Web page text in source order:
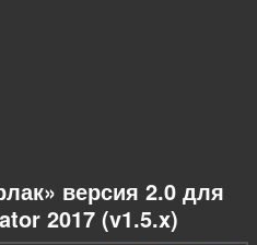
версия 2.0 для
2017 (v1.5.x)